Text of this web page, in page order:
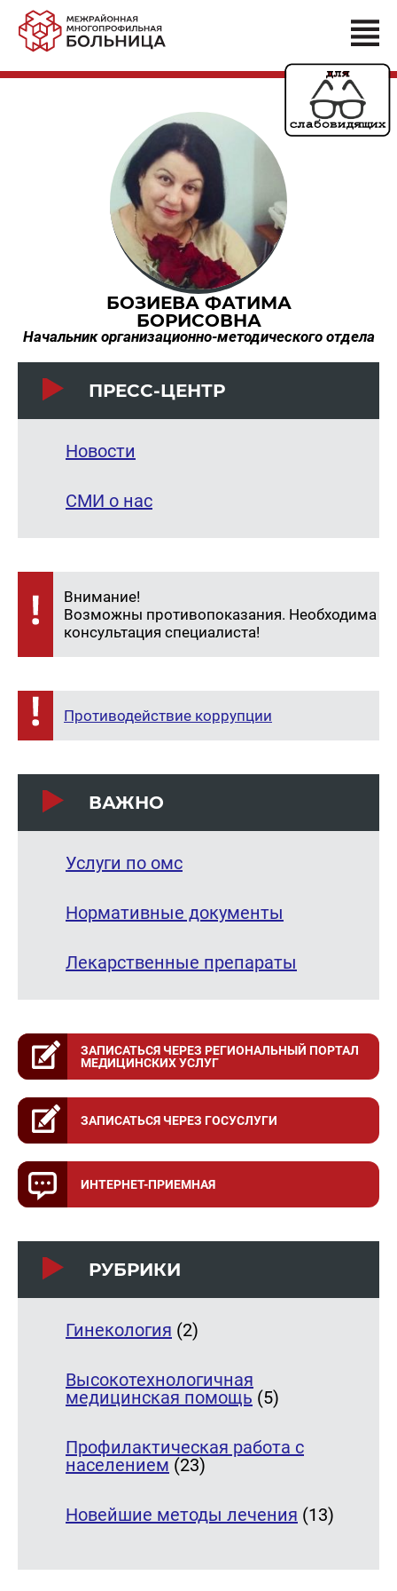
БОЗИЕВА ФАТИМА
БОРИСОВНА
Начальник организационно-методического отдела
ПРЕСС-ЦЕНТР
Новости
СМИ о нас
Внимание!
Возможны противопоказания. Необходима
консультация специалиста!
Противодействие коррупции
ВАЖНО
Услуги по омс
Нормативные документы
Лекарственные препараты
ЗАПИСАТЬСЯ ЧЕРЕЗ РЕГИОНАЛЬНЫЙ ПОРТАЛ
МЕДИЦИНСКИХ УСЛУГ
ЗАПИСАТЬСЯ ЧЕРЕЗ ГОСУСЛУГИ
ИНТЕРНЕТ-ПРИЕМНАЯ
РУБРИКИ
Гинекология (2)
Высокотехнологичная
медицинская помощь (5)
Профилактическая работа с
населением (23)
Новейшие методы лечения (13)